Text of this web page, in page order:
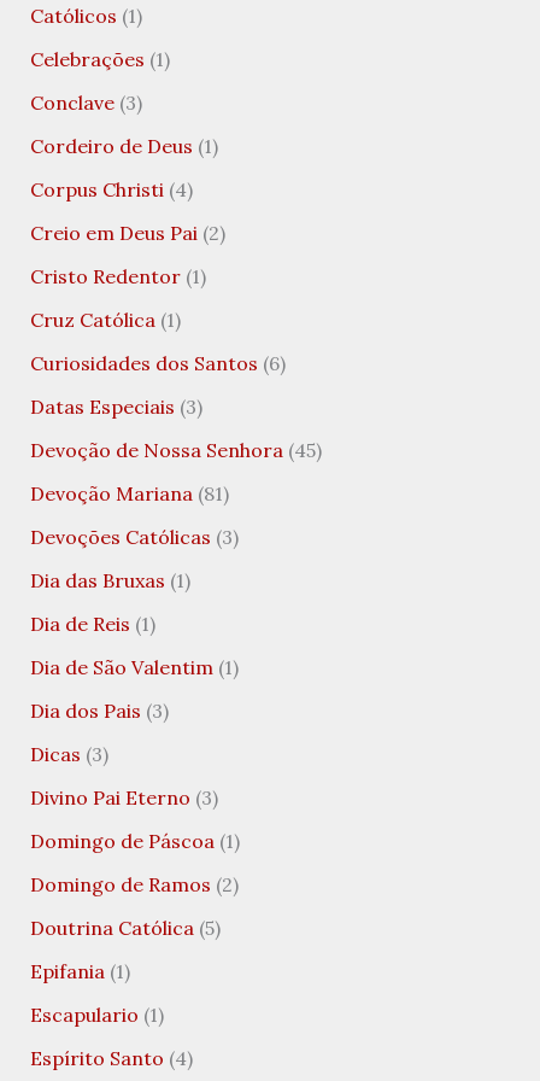
Católicos (1)
Celebrações (1)
Conclave(3)
Cordeiro de Deus (1)
Corpus Christi (4)
Creio em Deus Pai (2)
Cristo Redentor(1)
Cruz Católica (1)
Curiosidades dos Santos (6)
Datas Especiais (3)
Devoção de Nossa Senhora (45)
Devoção Mariana (81)
Devoções Católicas (3)
Dia das Bruxas (1)
Dia de Reis (1)
Dia de São Valentim (1)
Dia dos Pais (3)
Dicas (3)
Divino Pai Eterno (3)
Domingo de Páscoa (1)
Domingo de Ramos (2)
Doutrina Católica (5)
Epifania (1)
Escapulario (1)
Espírito Santo (4)